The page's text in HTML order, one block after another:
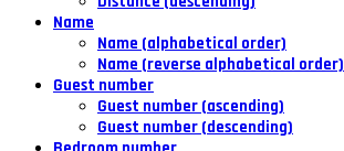
Name
Name (alphabetical order)
Name (reverse alphabetical order)
Guest number
Guest number (ascending)
Guest number (descending)